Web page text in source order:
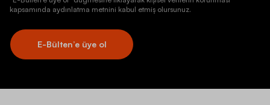
kapsamında aydınlatma metnini kabul etmiş olursunuz.
E-Bülten’e üye ol